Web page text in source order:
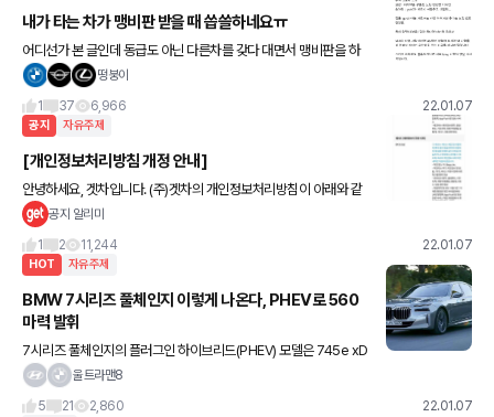
내가 타는 차가 맹비판 받을 때 씁쓸하네요ㅠ
어디선가 본 글인데 동급도 아닌 다른차를 갖다 대면서 맹비판을 하
시니 보면서 좀 속상했네요ㅠ iX도 차 괜찮은데 제네시스가 전기차를
떵붕이
1
37 6,966 22.01.07
공지 자유주제
[개인정보처리방침 개정 안내]
안녕하세요, 겟차입니다. (주)겟차의 개인정보처리방침이 아래와 같
이 일부 개정될 예정임을 알려드립니다. ■ 개정대상 조항 - 제4조
공지 알리미
1
2 11,244 22.01.07
HOT 자유주제
BMW 7시리즈 풀체인지 이렇게 나온다, PHEV로 560
마력 발휘
7시리즈 풀체인지의 플러그인 하이브리드(PHEV) 모델은 745e xD
rive, M750e xDrive이며, 특히 M750e는 3.0리터 직렬 6기통 가
울트라맨8
5
21 2,860 22.01.07